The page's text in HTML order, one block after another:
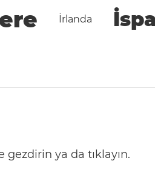
İrlanda
ya da tıklayın.